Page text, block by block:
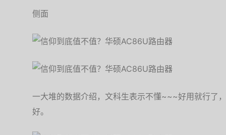
侧面
一大堆的数据介绍，文科生表示不懂~~~好用就行了
好。